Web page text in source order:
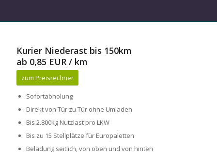
Kurier Niederast bis 150km
ab 0,85 EUR / km
zum Preisrechner
Sofortabholung
Direkt von Tür zu Tür ohne Umladen
Bis 2.800kg Nutzlast pro LKW
Bis zu 15 Stellplätze für Europaletten
Beladung seitlich, von oben und von hinten